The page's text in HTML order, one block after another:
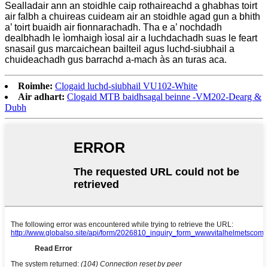
Sealladair ann an stoidhle caip rothaireachd a ghabhas toirt
air falbh a chuireas cuideam air an stoidhle agad gun a bhith
a’ toirt buaidh air fionnarachadh. Tha e a’ nochdadh
dealbhadh le ìomhaigh ìosal air a luchdachadh suas le feart
snasail gus marcaichean bailteil agus luchd-siubhail a
chuideachadh gus barrachd a-mach às an turas aca.
Roimhe: Clogaid luchd-siubhail VU102-White
Air adhart: Clogaid MTB baidhsagal beinne -VM202-Dearg &
Dubh